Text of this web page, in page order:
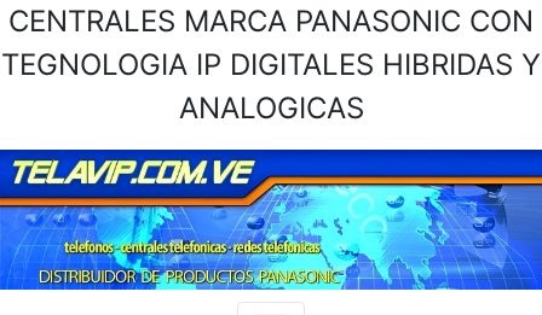
CENTRALES MARCA PANASONIC CON
TEGNOLOGIA IP DIGITALES HIBRIDAS Y
ANALOGICAS